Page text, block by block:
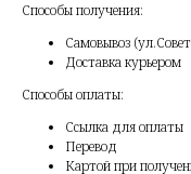
Способы получения:
Самовывоз
Доставка курьером
Способы оплаты:
Ссылка для оплаты
Перевод
Картой при